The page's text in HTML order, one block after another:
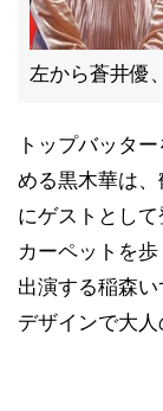
左から蒼井優
トップバッタ
める黒木華は
にゲストとし
カーペットを
出演する稲森
デザインで大人